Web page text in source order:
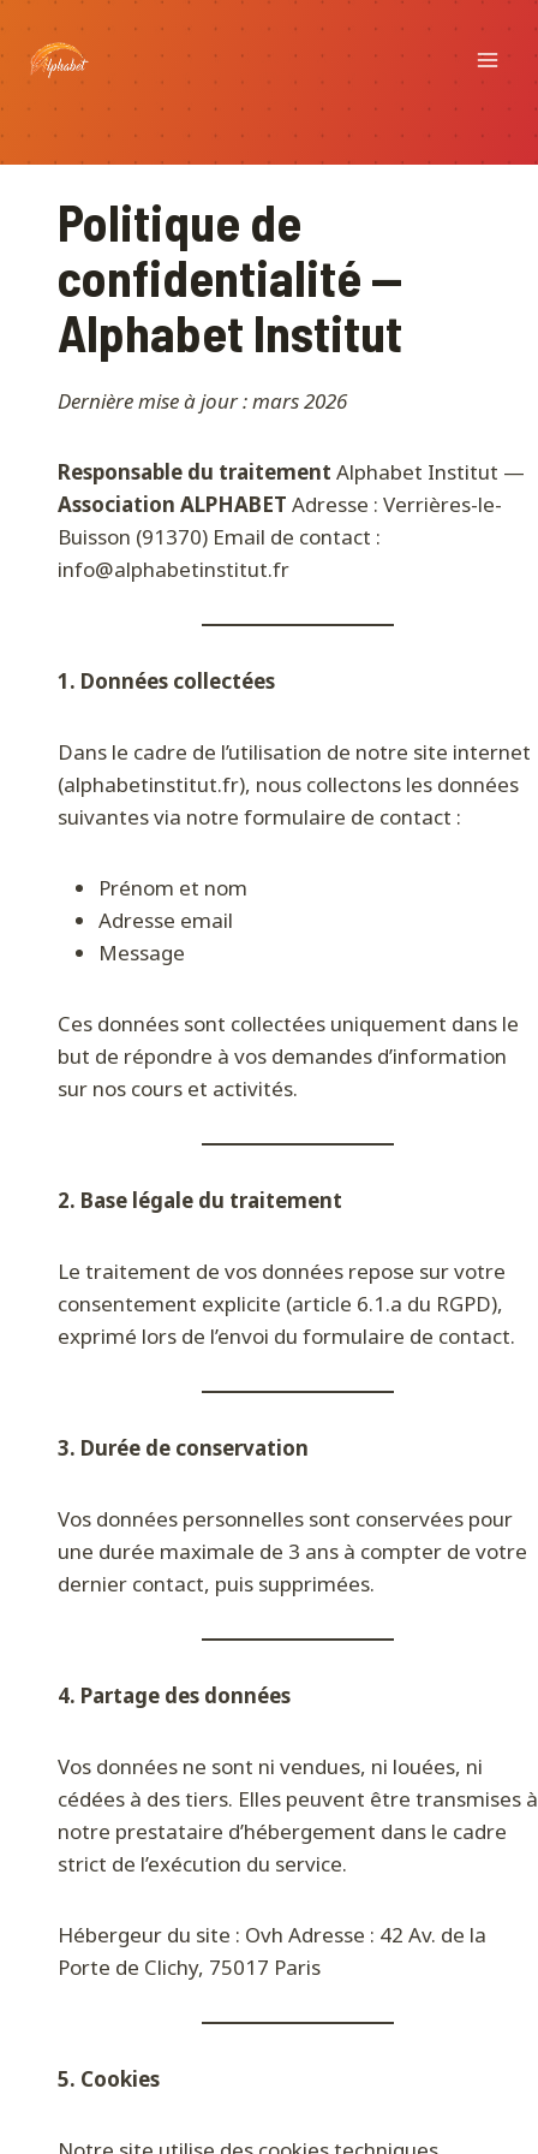
au
contenu
Politique de
confidentialité —
Alphabet Institut
Dernière mise à jour : mars 2026
Responsable du traitement Alphabet Institut —
Association ALPHABET Adresse : Verrières-le-
Buisson (91370) Email de contact :
info@alphabetinstitut.fr
1. Données collectées
Dans le cadre de l’utilisation de notre site internet
(alphabetinstitut.fr), nous collectons les données
suivantes via notre formulaire de contact :
Prénom et nom
Adresse email
Message
Ces données sont collectées uniquement dans le
but de répondre à vos demandes d’information
sur nos cours et activités.
2. Base légale du traitement
Le traitement de vos données repose sur votre
consentement explicite (article 6.1.a du RGPD),
exprimé lors de l’envoi du formulaire de contact.
3. Durée de conservation
Vos données personnelles sont conservées pour
une durée maximale de 3 ans à compter de votre
dernier contact, puis supprimées.
4. Partage des données
Vos données ne sont ni vendues, ni louées, ni
cédées à des tiers. Elles peuvent être transmises à
notre prestataire d’hébergement dans le cadre
strict de l’exécution du service.
Hébergeur du site : Ovh Adresse : 42 Av. de la
Porte de Clichy, 75017 Paris
5. Cookies